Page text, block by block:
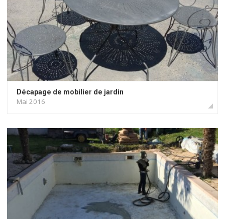
Décapage de mobilier de jardin
Mai 2016